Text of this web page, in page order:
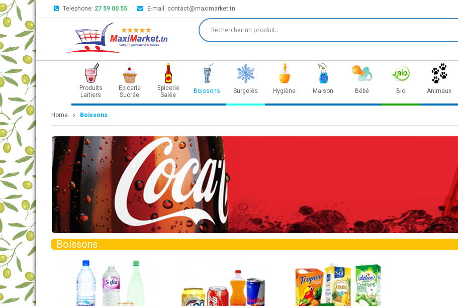
Telephone: 27 59 00 55 E-mail: contact@maximarket.tn
Produits
Laitiers
Epicerie
Sucrée
Epicerie
Salée
Boissons Surgelés Hygiène Maison Bébé Bio Animaux
Home Boissons
Boissons